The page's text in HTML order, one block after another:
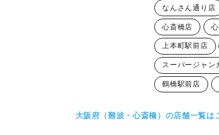
なんさん通り店
心斎橋店
上本町駅前店
スーパージャン
鶴橋駅前店
大阪府（難波・心斎橋）の店舗一覧は